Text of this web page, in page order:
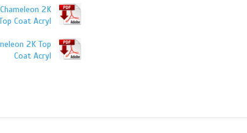
2K
Coat Acryl
2K Top
Coat Acryl